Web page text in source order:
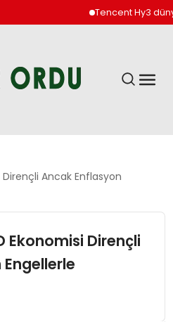
Tencent Hy3 dünya
Dirençli Ancak Enflasyon
Ekonomisi Dirençli